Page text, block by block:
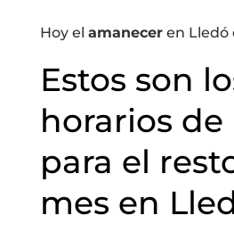
Hoy el amaneceren Lledó
Estos son
horarios de
para el
mes en